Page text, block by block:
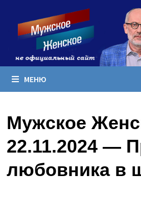
содержимому
МЕНЮ
Мужское
22.11.2024 —
любовника в